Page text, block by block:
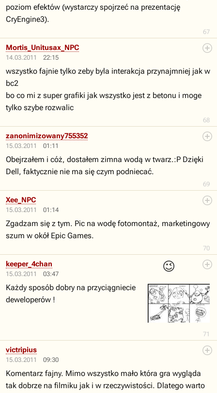
67
poziom efektów (wystarczy spojrzeć na prezentację
CryEngine3).
14.03.2011 22:15
68
Mortis_Unitusax_NPC
wszystko fajnie tylko zeby byla interakcja przynajmniej jak w
bc2
bo co mi z super grafiki jak wszystko jest z betonu i moge
tylko szybe rozwalic
15.03.2011 01:11
69
zanonimizowany755352
Obejrzałem i cóż, dostałem zimna wodą w twarz.:P Dzięki
Dell, faktycznie nie ma się czym podniecać.
15.03.2011 01:14
70
Xee_NPC
Zgadzam się z tym. Pic na wodę fotomontaż, marketingowy
szum w okół Epic Games.
15.03.2011 03:47
😉
71
keeper_4chan
Każdy sposób dobry na przyciągniecie
deweloperów !
15.03.2011 09:30
victripius
Komentarz fajny. Mimo wszystko mało która gra wygląda
tak dobrze na filmiku jak i w rzeczywistości. Dlatego warto